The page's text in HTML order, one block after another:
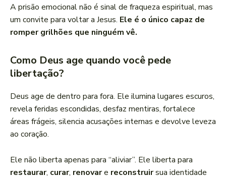
A prisão emocional não é sinal de fraqueza espiritual, mas
um convite para voltar a Jesus. Ele é o único capaz de
romper grilhões que ninguém vê.
Como Deus age quando você pede
libertação?
Deus age de dentro para fora. Ele ilumina lugares escuros,
revela feridas escondidas, desfaz mentiras, fortalece
áreas frágeis, silencia acusações internas e devolve leveza
ao coração.
Ele não liberta apenas para “aliviar”. Ele liberta para
restaurar, curar, renovare reconstruirsua identidade